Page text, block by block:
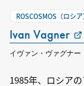
ROSCOSMOS（ロシア
Ivan Vagner
イヴァン・ヴァグナー
1985年、ロシア